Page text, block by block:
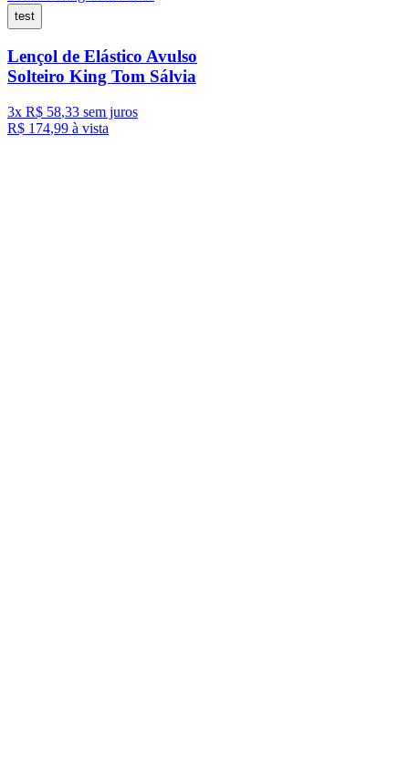
test
Lençol de Elástico Avulso
Solteiro King Tom Sálvia
3x R$ 58,33 sem juros
R$ 174,99 à vista